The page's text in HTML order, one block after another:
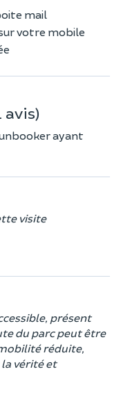
mail
votre mobile
avis)
ayant
visite
présent
du parc peut être
réduite,
vérité et